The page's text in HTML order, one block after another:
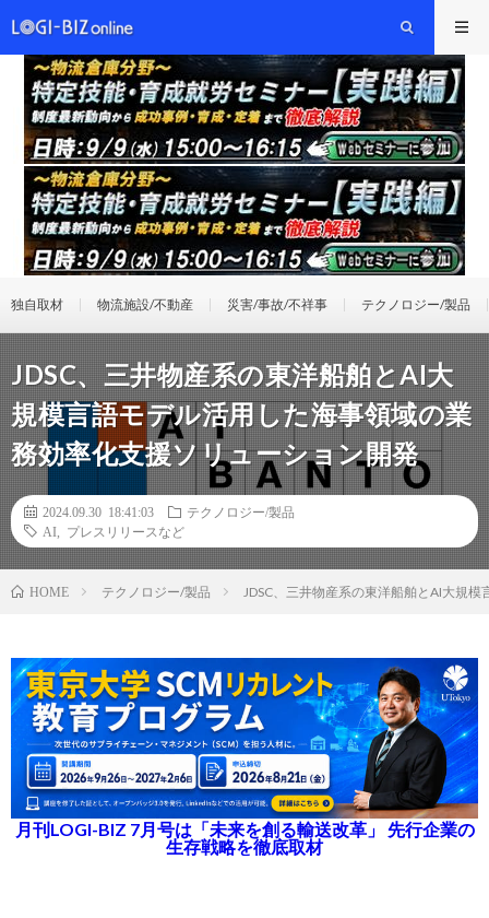
独自取材 物流施設/不動産 災害/事故/不祥事 テクノロジー/製品
JDSC、三井物産系の東洋船舶とAI大
規模言語モデル活用した海事領域の業
務効率化支援ソリューション開発
2024.09.30 18:41:03
テクノロジー/製品
AI
プレスリリースなど
HOME テクノロジー/製品 JDSC、三井物産系の東洋船舶とAI大規
月刊LOGI-BIZ 7月号は「未来を創る輸送改革」 先行企業の
生存戦略を徹底取材